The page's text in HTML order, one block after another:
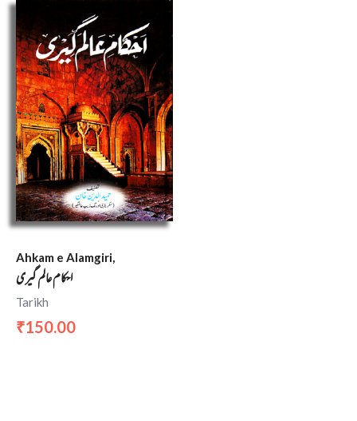
Ahkam e Alamgiri,
احکام عالم گیری
Tarikh
₹150.00